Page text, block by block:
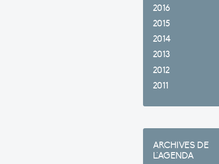
2016
2015
2014
2013
2012
2011
ARCHIVES DE
L'AGENDA